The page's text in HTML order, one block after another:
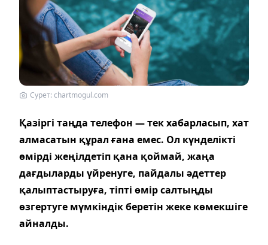
Сурет: chartmogul.com
Қазіргі таңда телефон — тек хабарласып, хат
алмасатын құрал ғана емес. Ол күнделікті
өмірді жеңілдетіп қана қоймай, жаңа
дағдыларды үйренуге, пайдалы әдеттер
қалыптастыруға, тіпті өмір салтыңды
өзгертуге мүмкіндік беретін жеке көмекшіге
айналды.